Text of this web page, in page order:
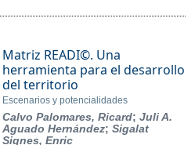
Matriz READI©. Una
herramienta para el desarrollo
del territorio
Escenarios y potencialidades
Calvo Palomares, Ricard; Juli A.
Aguado Hernández; Sigalat
Signes, Enric